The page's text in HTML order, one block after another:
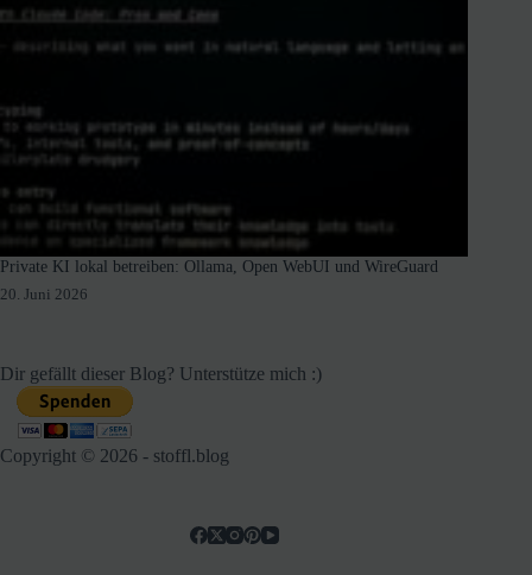
Private KI lokal betreiben: Ollama, Open WebUI und WireGuard
20. Juni 2026
Dir gefällt dieser Blog? Unterstütze mich :)
Copyright © 2026 - stoffl.blog